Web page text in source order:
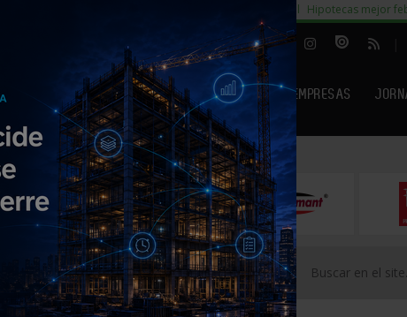
29% cambiar al alquiler temporal Hipotecas mejor
|
PRODUCTOS AGENDA ARTÍCULOS EMPRESAS
EMPRESAS PREMIUM